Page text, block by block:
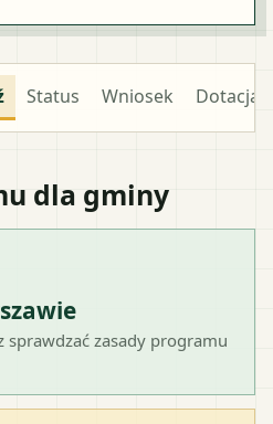
Status Wniosek Dotacja
dla gminy
sprawdzać zasady programu